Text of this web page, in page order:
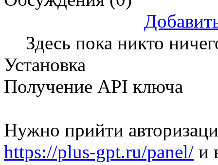
Здесь пока никто
Установка
Получение API ключа
Нужно прийти
https://plus-gpt.ru/panel/ и